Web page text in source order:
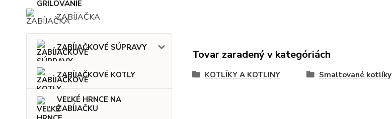
ZABÍJAČKA
ZABÍJAČKOVÉ SÚPRAVY
ZABÍJAČKOVÉ KOTLY
VEĽKÉ HRNCE NA
ZABÍJAČKU
Tovar zaradený v kategóriách
KOTLÍKY A KOTLINY Smaltované kotlíky